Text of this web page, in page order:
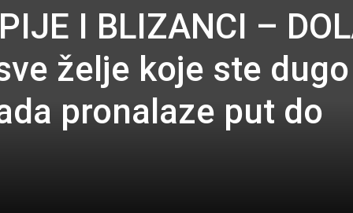
I BLIZANCI –
želje koje ste dugo
pronalaze put do